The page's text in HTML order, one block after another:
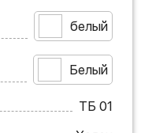
белый
Белый
ТБ 01